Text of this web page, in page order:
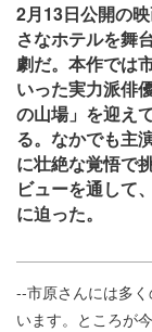
2月13日公開の
さなホテルを舞
劇だ。本作では
いった実力派俳
の山場」を迎え
る。なかでも主
に壮絶な覚悟で
ビューを通して
に迫った。
--市原さんには多
います。ところが